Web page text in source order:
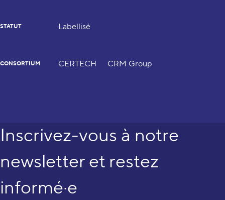
STATUT Labellisé
CONSORTIUM CERTECH CRM Group
Inscrivez-vous à notre
newsletter et restez
informé·e